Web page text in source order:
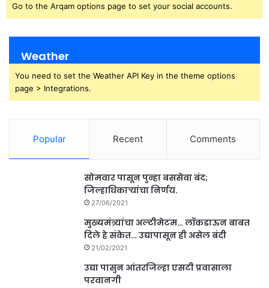
Go to the Arqam options page to set your social accounts.
Weather
You need to set the Weather API Key in the theme options
page > Integrations.
Popular Recent Comments
सोमवार पासून पुन्हा बससेवा बंद;
जिल्हाधिकाऱ्यांचा निर्णय.
27/06/2021
मुख्यमंत्र्यांचा अल्टीमेटम… लॉकडाऊन बाबत
दिले हे संकेत… उद्यापासून ही असेल बंदी
21/02/2021
उद्या पासुन आंतरजिल्हा एसटी प्रवासाला
परवानगी